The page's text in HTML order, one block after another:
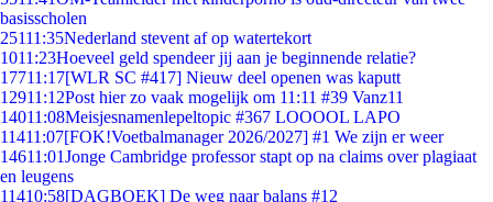
basisscholen
25111:35Nederland stevent af op watertekort
1011:23Hoeveel geld spendeer jij aan je beginnende relatie?
17711:17[WLR SC #417] Nieuw deel openen was kaputt
12911:12Post hier zo vaak mogelijk om 11:11 #39 Vanz11
14011:08Meisjesnamenlepeltopic #367 LOOOOL LAPO
11411:07[FOK!Voetbalmanager 2026/2027] #1 We zijn er weer
14611:01Jonge Cambridge professor stapt op na claims over plagiaat
en leugens
11410:58[DAGBOEK] De weg naar balans #12